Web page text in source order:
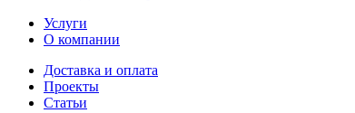
Услуги
О компании
Доставка и оплата
Проекты
Статьи